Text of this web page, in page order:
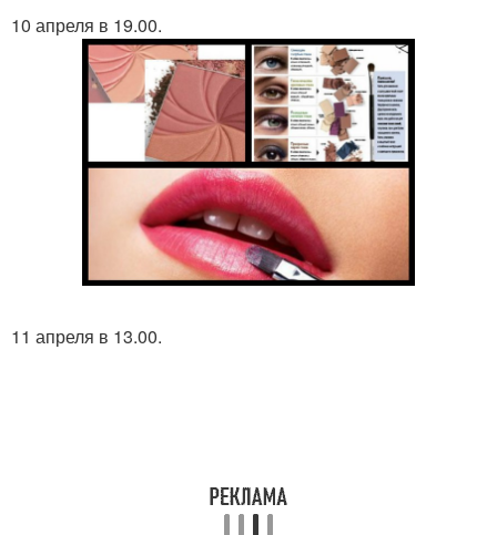
10 апреля в 19.00.
11 апреля в 13.00.